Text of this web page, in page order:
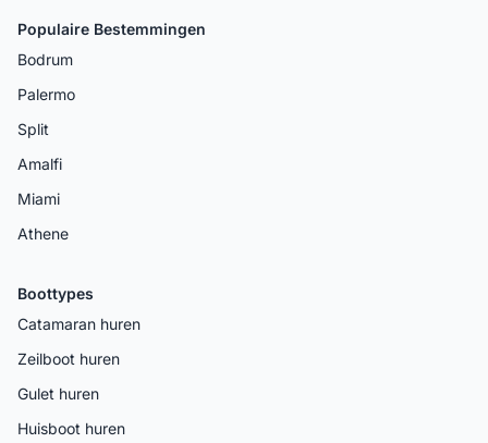
Populaire Bestemmingen
Bodrum
Palermo
Split
Amalfi
Miami
Athene
Boottypes
Catamaran huren
Zeilboot huren
Gulet huren
Huisboot huren